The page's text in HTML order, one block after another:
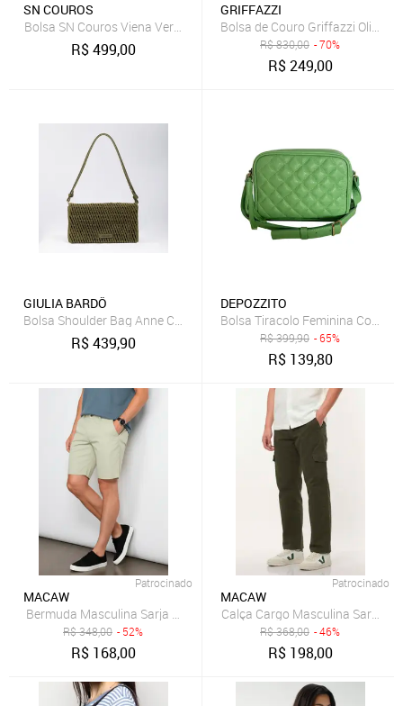
SN COUROS
Bolsa SN Couros Viena Verde
R$499,00
GRIFFAZZI
Bolsa de Couro Griffazzi Oliva
R$830,00 - 70%
R$249,00
GIULIA BARDÔ
Bolsa Shoulder Bag Anne Camurça Trançada Média Tiracolo de
R$439,90
DEPOZZITO
Bolsa Tiracolo Feminina Couro
R$399,90 - 65%
R$ 139,80
Patrocinado
MACAW
Bermuda Masculina Sarja Chino Casual Confortável Algodão Verde
R$348,00 - 52%
R$ 168,00
Patrocinado
MACAW
R$368,00 - 46%
R$ 198,00